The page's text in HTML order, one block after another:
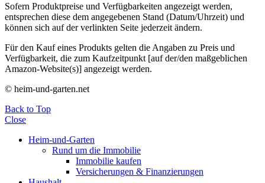
Sofern Produktpreise und Verfügbarkeiten angezeigt werden,
entsprechen diese dem angegebenen Stand (Datum/Uhrzeit) und
können sich auf der verlinkten Seite jederzeit ändern.
Für den Kauf eines Produkts gelten die Angaben zu Preis und
Verfügbarkeit, die zum Kaufzeitpunkt [auf der/den maßgeblichen
Amazon-Website(s)] angezeigt werden.
© heim-und-garten.net
Back to Top
Close
Heim-und-Garten
Rund um die Immobilie
Immobilie kaufen
Versicherungen & Finanzierungen